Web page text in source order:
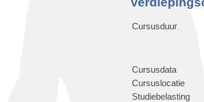
Cursusduur
Cursusdata
Cursuslocatie
Studiebelasting